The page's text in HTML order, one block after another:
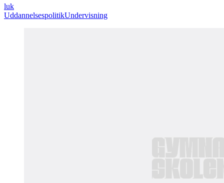
luk
UddannelsespolitikUndervisning